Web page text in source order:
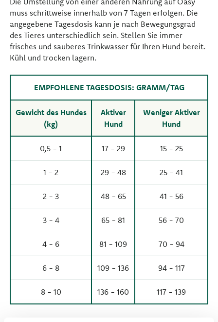
muss schrittweise innerhalb von 7 Tagen erfolgen. Die
angegebene Tagesdosis kann je nach Bewegungsgrad
des Tieres unterschiedlich sein. Stellen Sie immer
frisches und sauberes Trinkwasser für Ihren Hund bereit.
Kühl und trocken lagern.
EMPFOHLENE TAGESDOSIS: GRAMM/TAG
Gewicht des Hundes
(kg)
Aktiver
Hund
Weniger Aktiver
Hund
0,5 - 1 17 - 29 15 - 25
1 - 2 29 - 48 25 - 41
2 - 3 48 - 65 41 - 56
3 - 4 65 - 81 56 - 70
4 - 6 81 - 109 70 - 94
6 - 8 109 - 136 94 - 117
8 - 10 136 - 160 117 - 139